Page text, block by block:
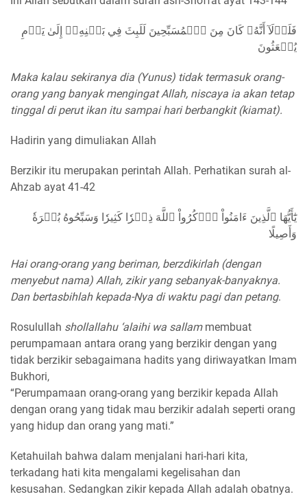
فَلَوۡلَآ أَنَّهُۥ كَانَ مِنَ ٱلۡمُسَبِّحِينَ لَلَبِثَ فِي بَطۡنِهِۦٓ إِلَىٰ يَوۡمِ
يُبۡعَثُونَ
Maka kalau sekiranya dia (Yunus) tidak termasuk orang-
orang yang banyak mengingat Allah, niscaya ia akan tetap
tinggal di perut ikan itu sampai hari berbangkit (kiamat).
Hadirin yang dimuliakan Allah
Berzikir itu merupakan perintah Allah. Perhatikan surah al-
Ahzab ayat 41-42
يَٰٓأَيُّهَا ٱلَّذِينَ ءَامَنُواْ ٱذۡكُرُواْ ٱللَّهَ ذِكۡرٗا كَثِيرٗا وَسَبِّحُوهُ بُكۡرَةٗ
وَأَصِيلًا
Hai orang-orang yang beriman, berzdikirlah (dengan
menyebut nama) Allah, zikir yang sebanyak-banyaknya.
Dan bertasbihlah kepada-Nya di waktu pagi dan petang.
Rosulullah shollallahu ‘alaihi wa sallammembuat
perumpamaan antara orang yang berzikir dengan yang
tidak berzikir sebagaimana hadits yang diriwayatkan Imam
Bukhori,
“Perumpamaan orang-orang yang berzikir kepada Allah
dengan orang yang tidak mau berzikir adalah seperti orang
yang hidup dan orang yang mati.”
Ketahuilah bahwa dalam menjalani hari-hari kita,
terkadang hati kita mengalami kegelisahan dan
kesusahan. Sedangkan zikir kepada Allah adalah obatnya.